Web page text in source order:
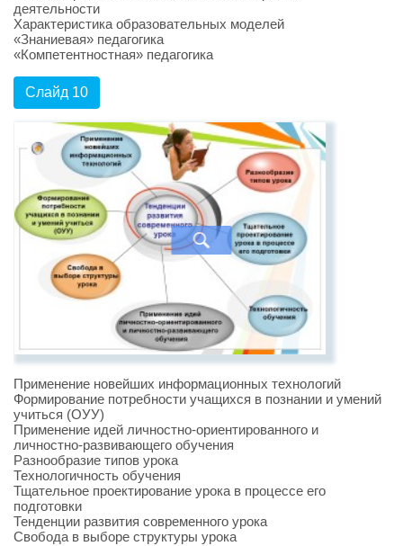
деятельности
Характеристика образовательных моделей
«Знаниевая» педагогика
«Компетентностная» педагогика
Слайд 10
Применение новейших информационных технологий
Формирование потребности учащихся в познании и умений
учиться (ОУУ)
Применение идей личностно-ориентированного и
личностно-развивающего обучения
Разнообразие типов урока
Технологичность обучения
Тщательное проектирование урока в процессе его
подготовки
Тенденции развития современного урока
Свобода в выборе структуры урока